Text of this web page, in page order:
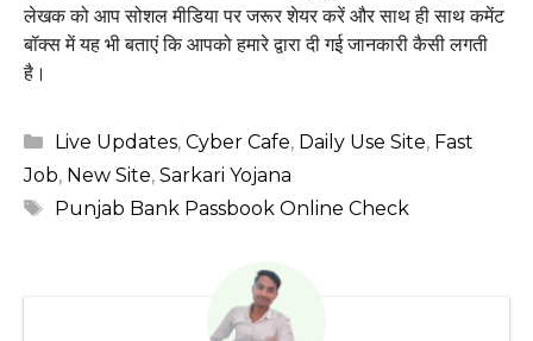
लेखक को आप सोशल मीडिया पर जरूर शेयर करें और साथ ही साथ कमेंट
बॉक्स में यह भी बताएं कि आपको हमारे द्वारा दी गई जानकारी कैसी लगती
है।
Categories
Live Updates, Cyber Cafe, Daily Use Site, Fast
Job, New Site, Sarkari Yojana
Tags
Punjab Bank Passbook Online Check